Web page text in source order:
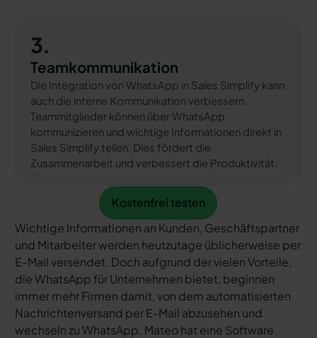
3.
Teamkommunikation
Die Integration von WhatsApp in Sales Simplify kann
auch die interne Kommunikation verbessern.
Teammitglieder können über WhatsApp
kommunizieren und wichtige Informationen direkt in
Sales Simplify teilen. Dies fördert die
Zusammenarbeit und verbessert die Produktivität.
Kostenfrei testen
Kostenfrei testen
Wichtige Informationen an Kunden, Geschäftspartner
und Mitarbeiter werden heutzutage üblicherweise per
E-Mail versendet. Doch aufgrund der vielen Vorteile,
die WhatsApp für Unternehmen bietet, beginnen
immer mehr Firmen damit, von dem automatisierten
Nachrichtenversand per E-Mail abzusehen und
wechseln zu WhatsApp. Mateo hat eine Software